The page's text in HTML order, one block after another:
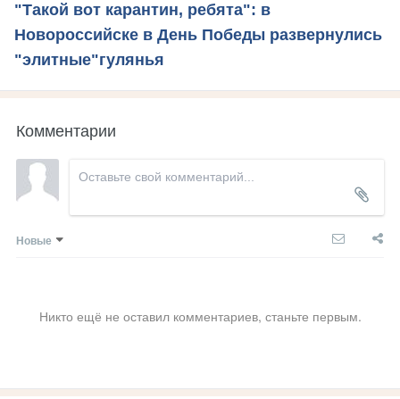
"Такой вот карантин, ребята": в
Новороссийске в День Победы развернулись
"элитные"гулянья
Комментарии
Новые
Никто ещё не оставил комментариев, станьте первым.